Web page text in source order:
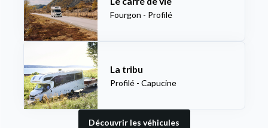
Fourgon - Profilé
La tribu
Profilé - Capucine
Découvrir les véhicules